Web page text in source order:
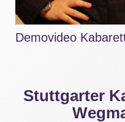
Demovideo
Stuttgarter